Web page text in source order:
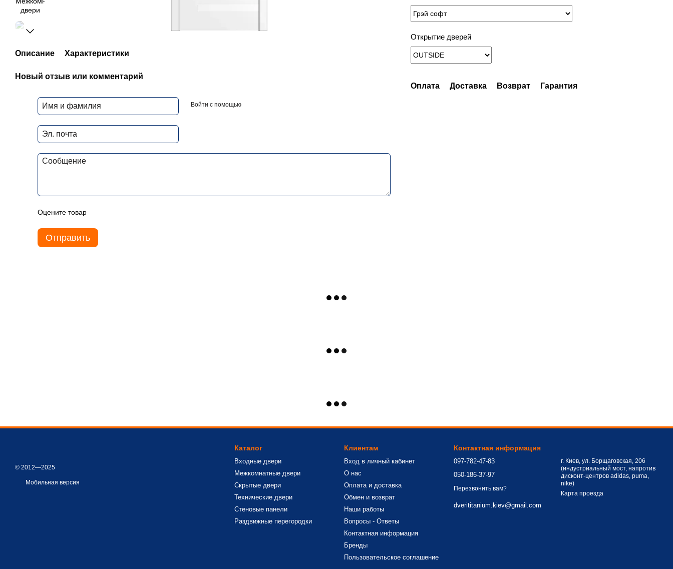
Описание Характеристики
Новый отзыв или комментарий
Войти с помощью
Оцените товар
Отправить
Открытие дверей
Оплата Доставка Возврат Гарантия
© 2012—2025
Мобильная версия
Каталог
Входные двери
Межкомнатные двери
Скрытые двери
Технические двери
Стеновые панели
Раздвижные перегородки
Клиентам
Вход в личный кабинет
О нас
Оплата и доставка
Обмен и возврат
Наши работы
Вопросы - Ответы
Контактная информация
Бренды
Пользовательское соглашение
Контактная информация
097-782-47-83
050-186-37-97
Перезвонить вам?
dverititanium.kiev@gmail.com
г. Киев, ул. Борщаговская, 206
(индустриальный мост, напротив
дисконт-центров adidas, puma,
nike)
Карта проезда